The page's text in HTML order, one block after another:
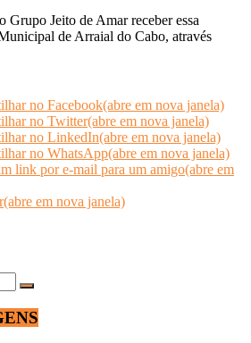
Grupo Jeito de Amar receber essa
de Arraial do Cabo, através
no Facebook(abre em nova janela)
no Twitter(abre em nova janela)
no LinkedIn(abre em nova janela)
no WhatsApp(abre em nova janela)
link por e-mail para um amigo(abre em
em nova janela)